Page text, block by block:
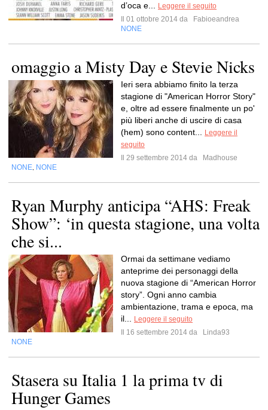
d’oca e...
Leggere il seguito
Il 01 ottobre 2014 da
Fabioeandrea
NONE
omaggio a Misty Day e Stevie Nicks
Ieri sera abbiamo finito la terza
stagione di "American Horror Story"
e, oltre ad essere finalmente un po'
più liberi anche di uscire di casa
(hem) sono content...
Leggere il
seguito
Il 29 settembre 2014 da
Madhouse
NONE NONE
Ryan Murphy anticipa “AHS: Freak
Show”: ‘in questa stagione, una volta
che si...
Ormai da settimane vediamo
anteprime dei personaggi della
nuova stagione di “American Horror
story”. Ogni anno cambia
ambientazione, trama e epoca, ma
il...
Leggere il seguito
Il 16 settembre 2014 da
Linda93
NONE
Stasera su Italia 1 la prima tv di
Hunger Games